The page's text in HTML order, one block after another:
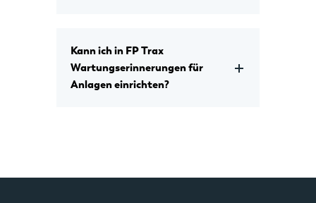
Kann ich in FP Trax
Wartungserinnerungen für
Anlagen einrichten?